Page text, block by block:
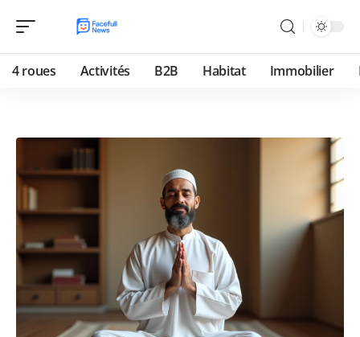
4 roues Activités B2B Habitat Immobilier